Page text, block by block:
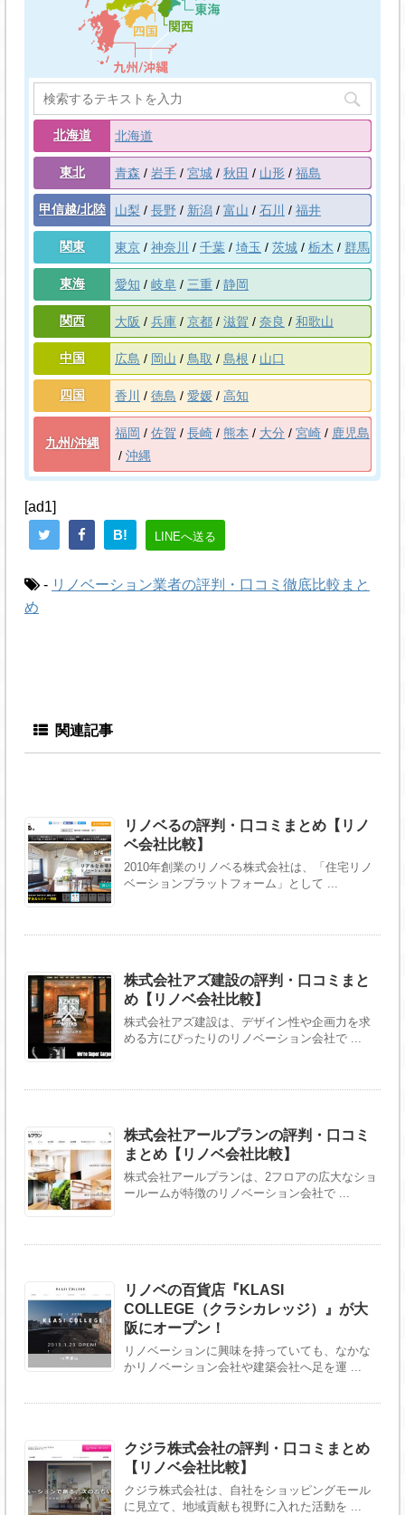
北海道 北海道
東北 青森 岩手 宮城 秋田 山形 福島
甲信越/北陸 山梨 長野 新潟 富山 石川 福井
関東 東京 神奈川 千葉 埼玉 茨城 栃木 群馬
東海 愛知 岐阜 三重 静岡
関西 大阪 兵庫 京都 滋賀 奈良 和歌山
中国 広島 岡山 鳥取 島根 山口
四国 香川 徳島 愛媛 高知
九州/沖縄
福岡 佐賀 長崎 熊本 大分 宮崎
鹿児島
沖縄
[ad1]
B!
LINEへ送る
- リノベーション業者の評判・口コミ徹底比較まと
め
関連記事
リノベるの評判・口コミまとめ【リノ
ベ会社比較】
2010年創業のリノベる株式会社は、「住宅リノ
ベーションプラットフォーム」として ...
株式会社アズ建設の評判・口コミまと
め【リノベ会社比較】
株式会社アズ建設は、デザイン性や企画力を求
める方にぴったりのリノベーション会社で ...
株式会社アールプランの評判・口コミ
まとめ【リノベ会社比較】
株式会社アールプランは、2フロアの広大なショ
ールームが特徴のリノベーション会社で ...
リノベの百貨店『KLASI
COLLEGE（クラシカレッジ）』が大
阪にオープン！
リノベーションに興味を持っていても、なかな
かリノベーション会社や建築会社へ足を運 ...
クジラ株式会社の評判・口コミまとめ
【リノベ会社比較】
クジラ株式会社は、自社をショッピングモール
に見立て、地域貢献も視野に入れた活動を ...